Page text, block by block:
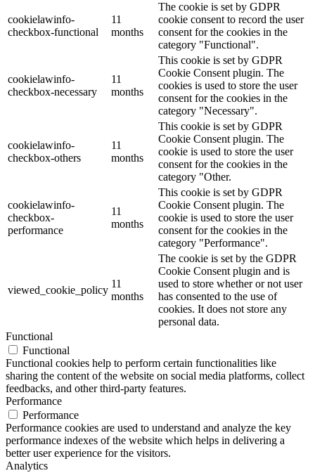
cookielawinfo-
checkbox-functional
11
months
The cookie is set by GDPR
cookie consent to record the user
consent for the cookies in the
category "Functional".
cookielawinfo-
checkbox-necessary
11
months
This cookie is set by GDPR
Cookie Consent plugin. The
cookies is used to store the user
consent for the cookies in the
category "Necessary".
cookielawinfo-
checkbox-others
11
months
This cookie is set by GDPR
Cookie Consent plugin. The
cookie is used to store the user
consent for the cookies in the
category "Other.
cookielawinfo-
checkbox-
performance
11
months
This cookie is set by GDPR
Cookie Consent plugin. The
cookie is used to store the user
consent for the cookies in the
category "Performance".
viewed_cookie_policy
11
months
The cookie is set by the GDPR
Cookie Consent plugin and is
used to store whether or not user
has consented to the use of
cookies. It does not store any
personal data.
Functional
Functional
Functional cookies help to perform certain functionalities like
sharing the content of the website on social media platforms, collect
feedbacks, and other third-party features.
Performance
Performance
Performance cookies are used to understand and analyze the key
performance indexes of the website which helps in delivering a
better user experience for the visitors.
Analytics